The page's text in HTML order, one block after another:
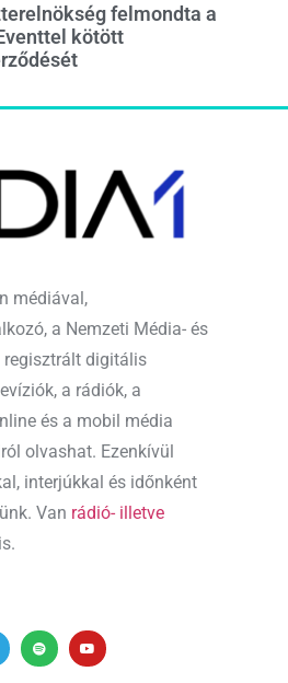
felmondta a
kötött
médiával,
a Nemzeti Média- és
regisztrált digitális
a rádiók, a
és a mobil média
olvashat. Ezenkívül
interjúkkal és időnként
Van rádió- illetve
is.